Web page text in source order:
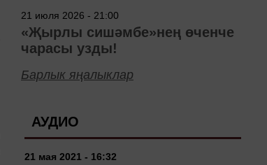
21 июля 2026 - 21:00
«Җырлы сишәмбе»нең өченче
чарасы узды!
Барлык яңалыклар
АУДИО
21 мая 2021 - 16:32